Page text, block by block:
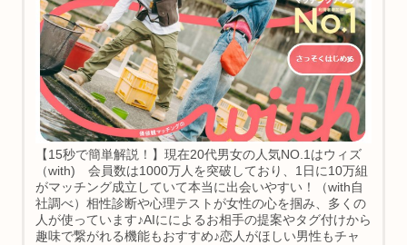
【15秒で簡単解説！】現在20代男女の人気NO.1はウィズ
（with) 会員数は1000万人を突破しており、1日に10万組
がマッチング成立していて本当に出会いやすい！（with自
社調べ）相性診断や心理テストが女性の心を掴み、多くの
人が使っています♪AIにによるお相手の提案やタグ付けから
趣味で繋がれる機能もおすすめ♪恋人がほしい男性もチャ